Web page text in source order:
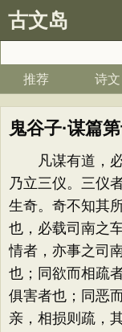
古文岛
推荐 诗文
鬼谷子·谋篇
凡谋有道，必
乃立三仪。三仪
生奇。奇不知其
也，必载司南之
情者，亦事之司
也；同欲而相疏
俱害者也；同恶
亲，相损则疏，